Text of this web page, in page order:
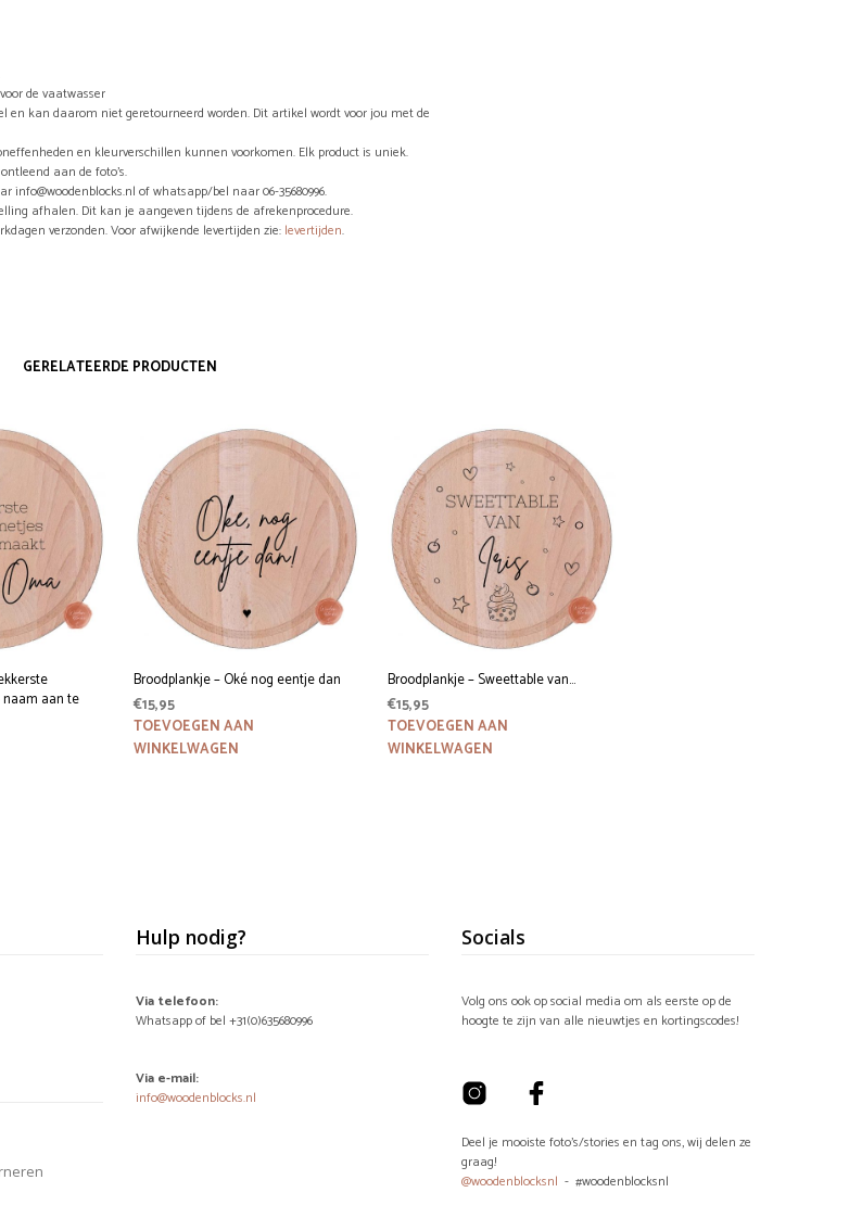
de vaatwasser
en kan daarom niet geretourneerd worden. Dit artikel wordt voor jou met de
en kleurverschillen kunnen voorkomen. Elk product is uniek.
aan de foto’s.
info@woodenblocks.nl of whatsapp/bel naar 06-35680996.
afhalen. Dit kan je aangeven tijdens de afrekenprocedure.
verzonden. Voor afwijkende levertijden zie: levertijden.
GERELATEERDE PRODUCTEN
naam aan te
Broodplankje – Oké nog eentje dan
€15,95
TOEVOEGEN AAN
WINKELWAGEN
Broodplankje – Sweettable van…
€15,95
TOEVOEGEN AAN
WINKELWAGEN
Hulp nodig?
Via telefoon:
Whatsapp of bel +31(0)635680996
Via e-mail:
info@woodenblocks.nl
Socials
Volg ons ook op social media om als eerste op de
hoogte te zijn van alle nieuwtjes en kortingscodes!
Deel je mooiste foto's/stories en tag ons, wij delen ze
graag!
@woodenblocksnl - #woodenblocksnl